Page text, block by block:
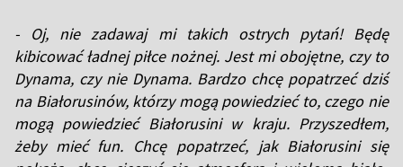
- Oj, nie zadawaj mi takich ostrych pytań! Będę
kibicować ładnej piłce nożnej. Jest mi obojętne, czy to
Dynama, czy nie Dynama. Bardzo chcę popatrzeć dziś
na Białorusinów, którzy mogą powiedzieć to, czego nie
mogą powiedzieć Białorusini w kraju. Przyszedłem,
żeby mieć fun. Chcę popatrzeć, jak Białorusini się